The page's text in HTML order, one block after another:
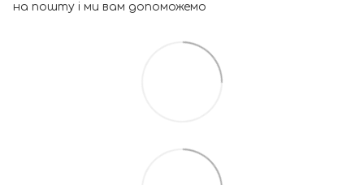
на пошту і ми вам допоможемо